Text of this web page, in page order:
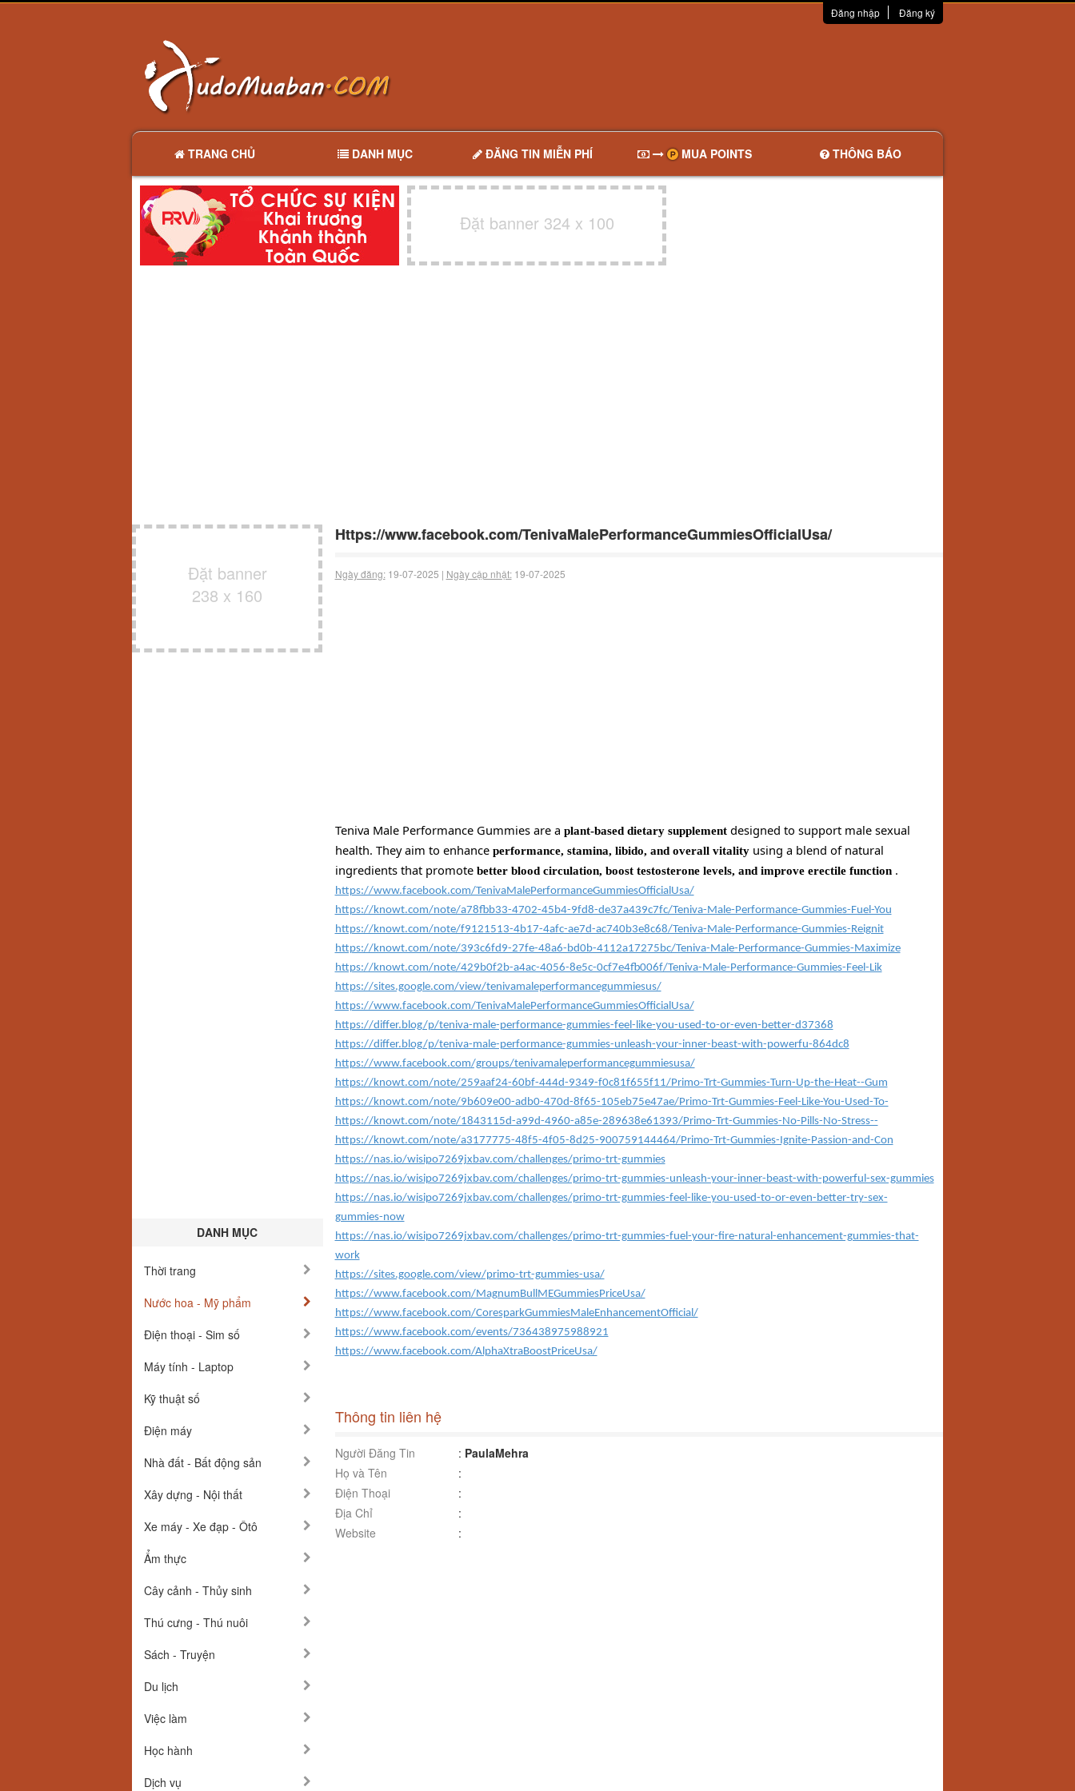
Đăng nhập Đăng ký
TRANG CHỦ DANH MỤC ĐĂNG TIN MIỄN PHÍ MUA POINTS THÔNG BÁO
Đặt banner 324 x 100
Đặt banner
238 x 160
DANH MỤC
Thời trang
Nước hoa - Mỹ phẩm
Điện thoại - Sim số
Máy tính - Laptop
Kỹ thuật số
Điện máy
Nhà đất - Bất động sản
Xây dựng - Nội thất
Xe máy - Xe đạp - Ôtô
Ẩm thực
Cây cảnh - Thủy sinh
Thú cưng - Thú nuôi
Sách - Truyện
Du lịch
Việc làm
Học hành
Dịch vụ
Https://www.facebook.com/TenivaMalePerformanceGummiesOfficialUsa/
Ngày đăng:19-07-2025 | Ngày cập nhật:19-07-2025
Teniva Male Performance Gummies are a plant-based dietary supplementdesigned to support male sexual
health. They aim to enhance performance, stamina, libido, and overall vitalityusing a blend of natural
ingredients that promote better blood circulation, boost testosterone levels, and improve erectile function.
https://www.facebook.com/TenivaMalePerformanceGummiesOfficialUsa/
https://knowt.com/note/a78fbb33-4702-45b4-9fd8-de37a439c7fc/Teniva-Male-Performance-Gummies-Fuel-You
https://knowt.com/note/f9121513-4b17-4afc-ae7d-ac740b3e8c68/Teniva-Male-Performance-Gummies-Reignit
https://knowt.com/note/393c6fd9-27fe-48a6-bd0b-4112a17275bc/Teniva-Male-Performance-Gummies-Maximize
https://knowt.com/note/429b0f2b-a4ac-4056-8e5c-0cf7e4fb006f/Teniva-Male-Performance-Gummies-Feel-Lik
https://sites.google.com/view/tenivamaleperformancegummiesus/
https://www.facebook.com/TenivaMalePerformanceGummiesOfficialUsa/
https://differ.blog/p/teniva-male-performance-gummies-feel-like-you-used-to-or-even-better-d37368
https://differ.blog/p/teniva-male-performance-gummies-unleash-your-inner-beast-with-powerfu-864dc8
https://www.facebook.com/groups/tenivamaleperformancegummiesusa/
https://knowt.com/note/259aaf24-60bf-444d-9349-f0c81f655f11/Primo-Trt-Gummies-Turn-Up-the-Heat--Gum
https://knowt.com/note/9b609e00-adb0-470d-8f65-105eb75e47ae/Primo-Trt-Gummies-Feel-Like-You-Used-To-
https://knowt.com/note/1843115d-a99d-4960-a85e-289638e61393/Primo-Trt-Gummies-No-Pills-No-Stress--
https://knowt.com/note/a3177775-48f5-4f05-8d25-900759144464/Primo-Trt-Gummies-Ignite-Passion-and-Con
https://nas.io/wisipo7269jxbav.com/challenges/primo-trt-gummies
https://nas.io/wisipo7269jxbav.com/challenges/primo-trt-gummies-unleash-your-inner-beast-with-powerful-sex-gummies
https://nas.io/wisipo7269jxbav.com/challenges/primo-trt-gummies-feel-like-you-used-to-or-even-better-try-sex-
gummies-now
https://nas.io/wisipo7269jxbav.com/challenges/primo-trt-gummies-fuel-your-fire-natural-enhancement-gummies-that-
work
https://sites.google.com/view/primo-trt-gummies-usa/
https://www.facebook.com/MagnumBullMEGummiesPriceUsa/
https://www.facebook.com/CoresparkGummiesMaleEnhancementOfficial/
https://www.facebook.com/events/736438975988921
https://www.facebook.com/AlphaXtraBoostPriceUsa/
Thông tin liên hệ
Người Đăng Tin : PaulaMehra
Họ và Tên
:
Điện Thoại
:
Địa Chỉ
:
Website
: